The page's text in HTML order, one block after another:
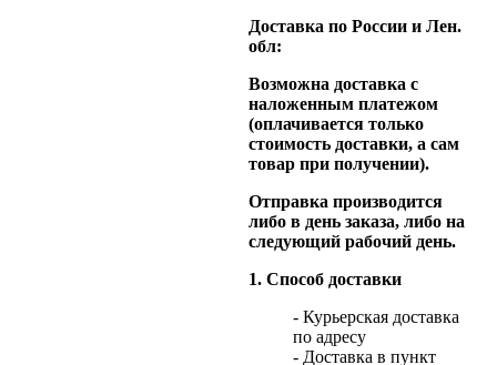
Доставка по России и Лен.
обл:
Возможна доставка с
наложенным платежом
(оплачивается только
стоимость доставки, а сам
товар при получении).
Отправка производится
либо в день заказа, либо на
следующий рабочий день.
1. Способ доставки
- Курьерская доставка
по адресу
- Доставка в пункт